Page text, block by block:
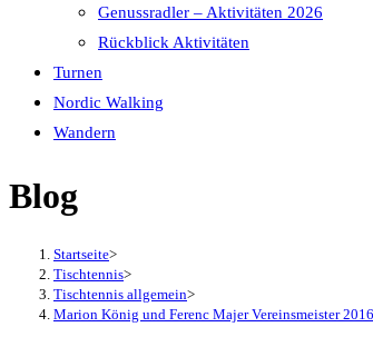
Genussradler – Aktivitäten 2026
Rückblick Aktivitäten
Turnen
Nordic Walking
Wandern
Blog
Startseite>
Tischtennis>
Tischtennis allgemein>
Marion König und Ferenc Majer Vereinsmeister 2016